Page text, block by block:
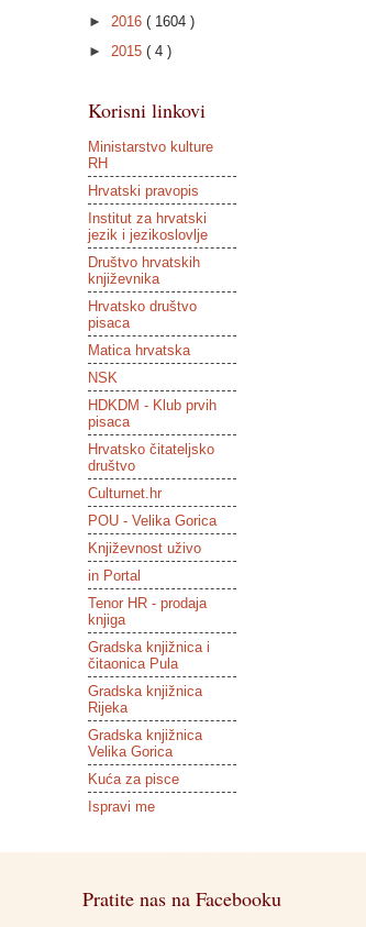
► 2016 ( 1604 )
► 2015 ( 4 )
Korisni linkovi
Ministarstvo kulture
RH
Hrvatski pravopis
Institut za hrvatski
jezik i jezikoslovlje
Društvo hrvatskih
književnika
Hrvatsko društvo
pisaca
Matica hrvatska
NSK
HDKDM - Klub prvih
pisaca
Hrvatsko čitateljsko
društvo
Culturnet.hr
POU - Velika Gorica
Književnost uživo
in Portal
Tenor HR - prodaja
knjiga
Gradska knjižnica i
čitaonica Pula
Gradska knjižnica
Rijeka
Gradska knjižnica
Velika Gorica
Kuća za pisce
Ispravi me
Pratite nas na Facebooku